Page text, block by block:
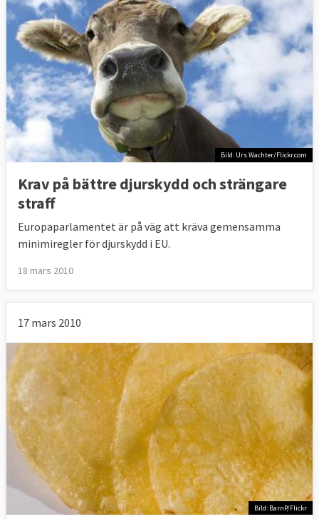
Bild: Urs Wachter/Flickr.com
Krav på bättre djurskydd och strängare
straff
Europaparlamentet är på väg att kräva gemensamma
minimiregler för djurskydd i EU.
18 mars 2010
17 mars 2010
Bild: BarnP/Flickr